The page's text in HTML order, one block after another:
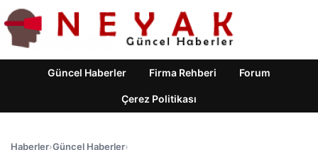
Güncel Haberler Firma Rehberi Forum
Çerez Politikası
Haberler›Güncel Haberler›